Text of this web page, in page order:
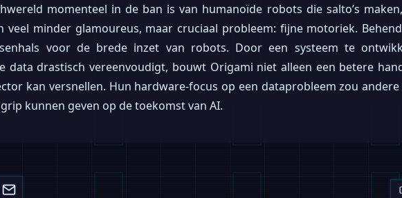
momenteel in de ban is van humanoïde robots die salto’s
veel minder glamoureus, maar cruciaal probleem: fijne motoriek.
voor de brede inzet van robots. Door een systeem te
data drastisch vereenvoudigt, bouwt Origami niet alleen een betere
kan versnellen. Hun hardware-focus op een dataprobleem zou
kunnen geven op de toekomst van AI.